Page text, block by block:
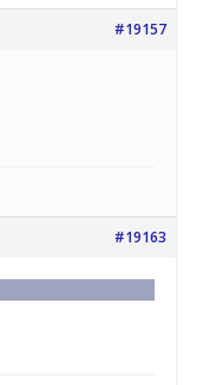
#19157
#19163